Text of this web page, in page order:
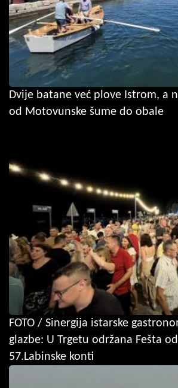
Dvije batane već plove Istrom, a
od Motovunske šume do obale
FOTO / Sinergija istarske
glazbe: U Trgetu održana Fešta
57.Labinske konti